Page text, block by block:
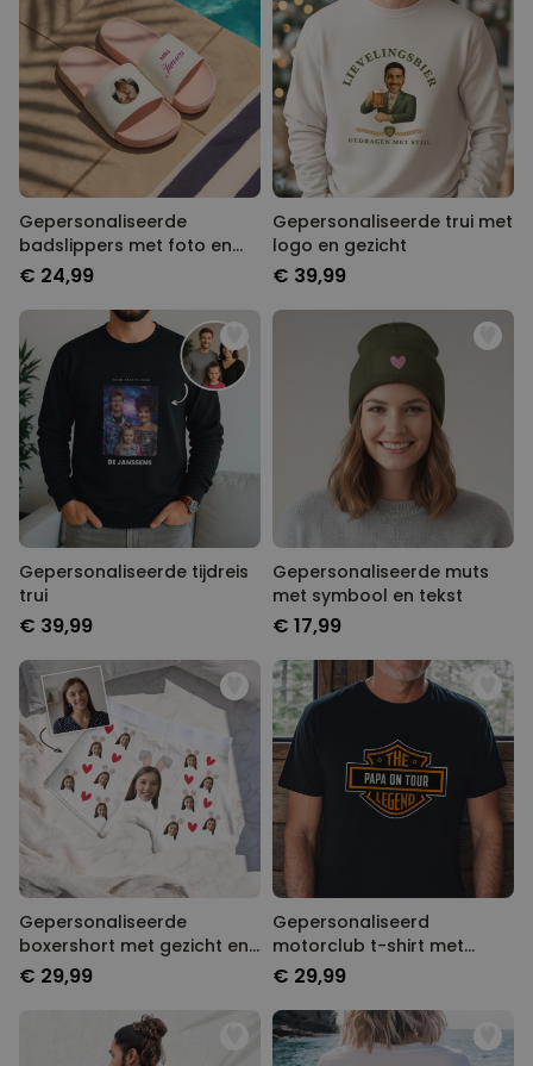
Gepersonaliseerde
badslippers met foto en
tekst
€ 24,99
Gepersonaliseerde trui met
logo en gezicht
€ 39,99
Gepersonaliseerde tijdreis
trui
€ 39,99
Gepersonaliseerde muts
met symbool en tekst
€ 17,99
Gepersonaliseerde
boxershort met gezicht en
konijnenoren
€ 29,99
Gepersonaliseerd
motorclub t-shirt met
naam
€ 29,99